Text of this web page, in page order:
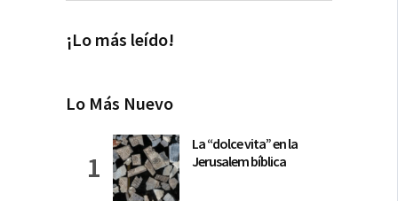
¡Lo más leído!
Lo Más Nuevo
La “dolce vita” en la
Jerusalem bíblica